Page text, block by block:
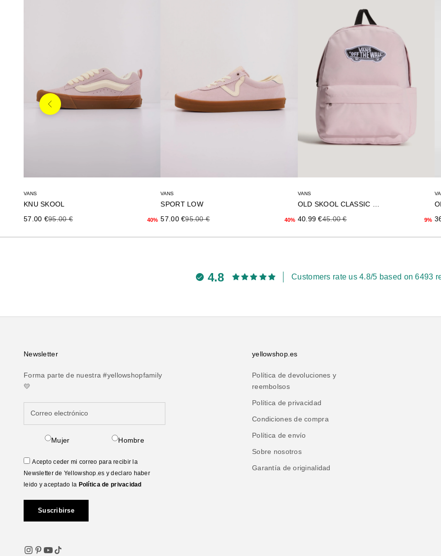
VANS
KNU SKOOL
Precio de oferta
57.00 €Precio anterior
95.00 € 40%
VANS
SPORT LOW
Precio de oferta
57.00 €Precio anterior
95.00 € 40%
VANS
Precio de oferta
40.99 €Precio anterior
45.00 € 9%
Anterior
4.8 Customers rate us 4.8/5 based on 6493
Newsletter
Forma parte de nuestra #yellowshopfamily
💛
Mujer Hombre
Acepto ceder mi correo para recibir la
Newsletter de Yellowshop.es y declaro haber
leido y aceptado la Política de privacidad
Suscribirse
yellowshop.es
Política de devoluciones y
reembolsos
Política de privacidad
Condiciones de compra
Política de envío
Sobre nosotros
Garantía de originalidad